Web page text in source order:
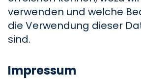
verwenden und welche
die Verwendung dieser
sind.
Impressum